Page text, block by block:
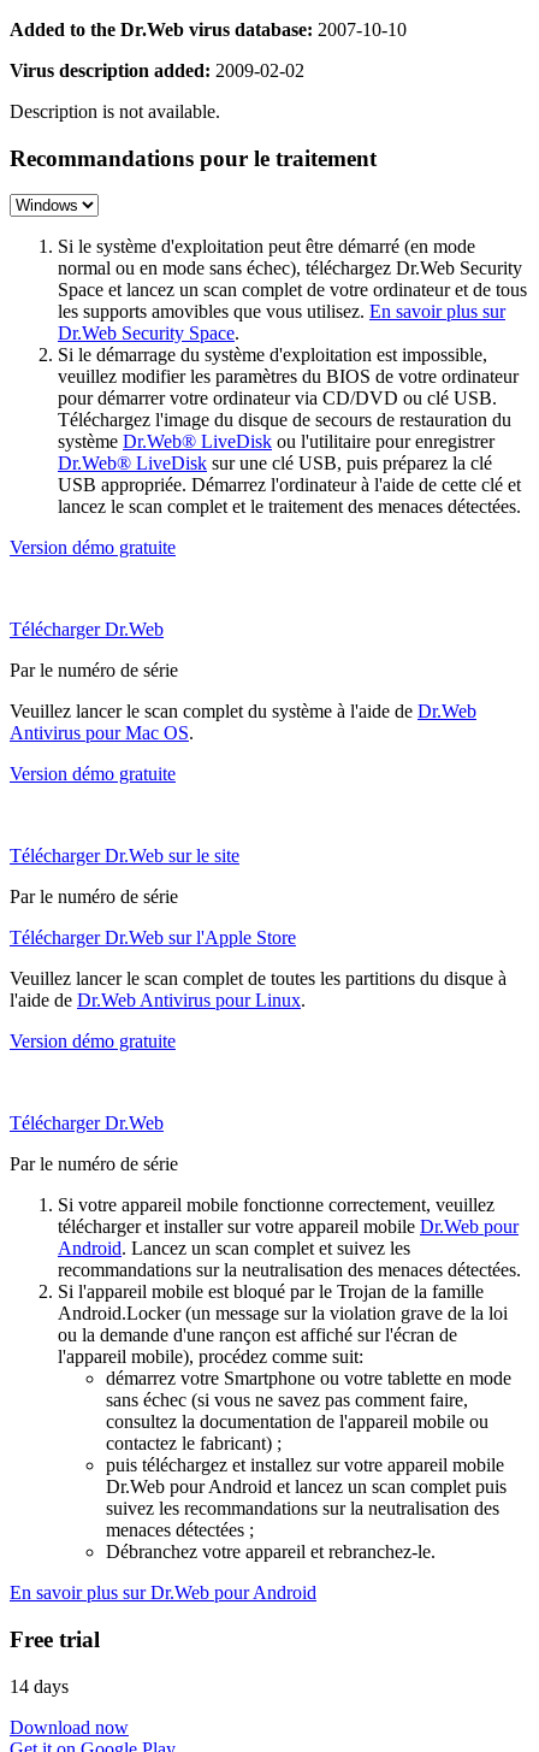
Added to the Dr.Web virus database: 2007-10-10
Virus description added: 2009-02-02
Description is not available.
Recommandations pour le traitement
Si le système d'exploitation peut être démarré (en mode
normal ou en mode sans échec), téléchargez Dr.Web Security
Space et lancez un scan complet de votre ordinateur et de tous
les supports amovibles que vous utilisez. En savoir plus sur
Dr.Web Security Space.
Si le démarrage du système d'exploitation est impossible,
veuillez modifier les paramètres du BIOS de votre ordinateur
pour démarrer votre ordinateur via CD/DVD ou clé USB.
Téléchargez l'image du disque de secours de restauration du
système Dr.Web® LiveDisk ou l'utilitaire pour enregistrer
Dr.Web® LiveDisk sur une clé USB, puis préparez la clé
USB appropriée. Démarrez l'ordinateur à l'aide de cette clé et
lancez le scan complet et le traitement des menaces détectées.
Version démo gratuite
Télécharger Dr.Web
Par le numéro de série
Veuillez lancer le scan complet du système à l'aide de Dr.Web
Antivirus pour Mac OS.
Version démo gratuite
Télécharger Dr.Web sur le site
Par le numéro de série
Télécharger Dr.Web sur l'Apple Store
Veuillez lancer le scan complet de toutes les partitions du disque à
l'aide de Dr.Web Antivirus pour Linux.
Version démo gratuite
Télécharger Dr.Web
Par le numéro de série
Si votre appareil mobile fonctionne correctement, veuillez
télécharger et installer sur votre appareil mobile Dr.Web pour
Android. Lancez un scan complet et suivez les
recommandations sur la neutralisation des menaces détectées.
Si l'appareil mobile est bloqué par le Trojan de la famille
Android.Locker (un message sur la violation grave de la loi
ou la demande d'une rançon est affiché sur l'écran de
l'appareil mobile), procédez comme suit:
démarrez votre Smartphone ou votre tablette en mode
sans échec (si vous ne savez pas comment faire,
consultez la documentation de l'appareil mobile ou
contactez le fabricant) ;
puis téléchargez et installez sur votre appareil mobile
Dr.Web pour Android et lancez un scan complet puis
suivez les recommandations sur la neutralisation des
menaces détectées ;
Débranchez votre appareil et rebranchez-le.
En savoir plus sur Dr.Web pour Android
Free trial
14 days
Download now